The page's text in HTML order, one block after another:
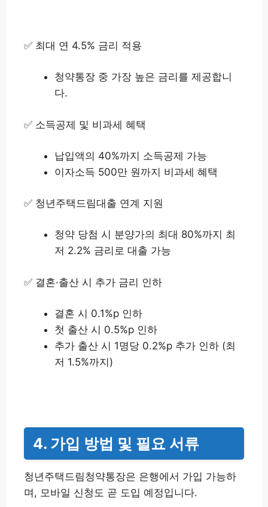
✅ 최대 연 4.5% 금리 적용
청약통장 중 가장 높은 금리를 제공합니
다.
✅ 소득공제 및 비과세 혜택
납입액의 40%까지 소득공제 가능
이자소득 500만 원까지 비과세 혜택
✅ 청년주택드림대출 연계 지원
청약 당첨 시 분양가의 최대 80%까지 최
저 2.2% 금리로 대출 가능
✅ 결혼·출산 시 추가 금리 인하
결혼 시 0.1%p 인하
첫 출산 시 0.5%p 인하
추가 출산 시 1명당 0.2%p 추가 인하 (최
저 1.5%까지)
4. 가입 방법 및 필요 서류
청년주택드림청약통장은 은행에서 가입 가능하
며, 모바일 신청도 곧 도입 예정입니다.